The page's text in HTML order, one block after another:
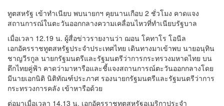
ทูตสหรัฐ เข้าทำเนียบ พบนายกฯ คุยนานเกือบ 2 ชั่วโมง คาดแจง
สถานการณ์ในตะวันออกกลางความเคลื่อนไหวที่ทำเนียบรัฐบาล
เมื่อเวลา 12.19 น. ผู้สื่อข่าวรายงานว่า ฌอน โคทาโร โอนีล
เอกอัครราชทูตสหรัฐประจำประเทศไทย เดินทางมาเข้าพบ นายอนุทิน
ชาญวีรกูล นายกรัฐมนตรีและรัฐมนตรีว่าการกระทรวงมหาดไทย บน
ตึกไทยคู่ฟ้า คาดว่ามาหารือและชี้แจงสถานการณ์ตะวันออกกลางโดย
มีนายเอกนิติ นิติทัณฑ์ประภาศ รองนายกรัฐมนตรีและรัฐมนตรีว่าการ
กระทรวงการคลัง เข้าหารือด้วย
ต่อมาเมื่อเวลา 14.13 น. เอกอัครราชทูตสหรัฐอเมริกาประจำ